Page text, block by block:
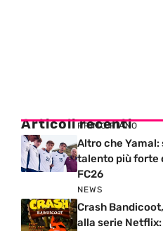
Articoli recenti
PRIMO PIANO
Altro che Yamal:
talento più forte
FC26
NEWS
Crash
alla serie Netflix: